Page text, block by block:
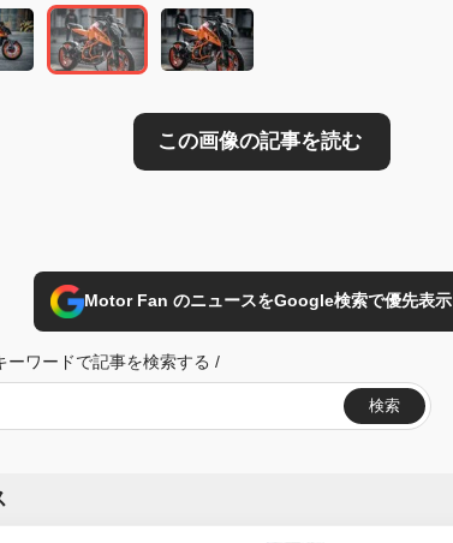
Motor Fan のニュースをGoogle検索で優先表示
ーワードで記事を検索する /
検索